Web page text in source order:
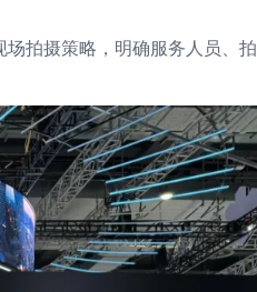
拍摄策略，明确服务人员、拍